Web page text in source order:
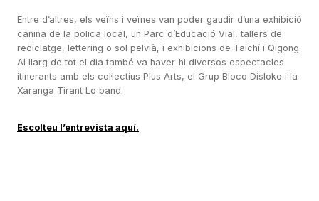
Entre d’altres, els veïns i veïnes van poder gaudir d’una exhibició
canina de la polica local, un Parc d’Educació Vial, tallers de
reciclatge, lettering o sol pelvià, i exhibicions de Taichí i Qigong.
Al llarg de tot el dia també va haver-hi diversos espectacles
itinerants amb els col·lectius Plus Arts, el Grup Bloco Disloko i la
Xaranga Tirant Lo band.
Escolteu l’entrevista aquí.